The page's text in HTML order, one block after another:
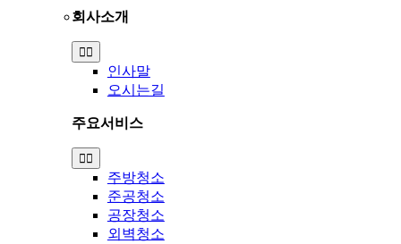
회사소개
Toggle
Navigation
인사말
오시는길
주요서비스
Toggle
Navigation
주방청소
준공청소
공장청소
외벽청소